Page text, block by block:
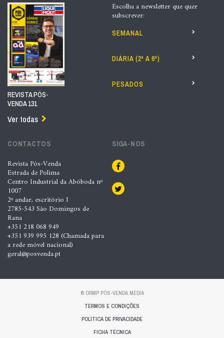
REVISTA PÓS-
VENDA 131
Ver todas
Escolha a newsletter que quer
subscrever:
SEMANAL
DIÁRIA (2ª A 6ª)
PESADOS
CONTACTOS
Revista Pós-Venda
Estrada de Polima
Centro Industrial da Abóboda nº
1007
2º andar, escritório I
2785-543 São Domingos de
Rana
+351 218 068 949
+351 939 995 128 (Chamada para
a rede móvel nacional)
geral@posvenda.pt
SIGA-NOS
© ORMP PÓS-VENDA MEDIA
TERMOS E CONDIÇÕES
POLÍTICA DE PRIVACIDADE
FICHA TÉCNICA